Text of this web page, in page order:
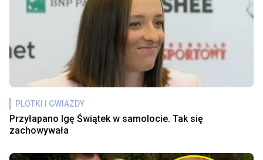
PLOTKI I GWIAZDY
Przyłapano Igę Świątek w samolocie. Tak się
zachowywała